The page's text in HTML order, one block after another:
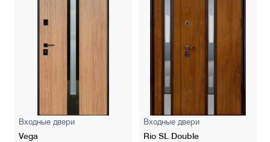
Входные двери
Vega
Входные двери
Rio SL Double